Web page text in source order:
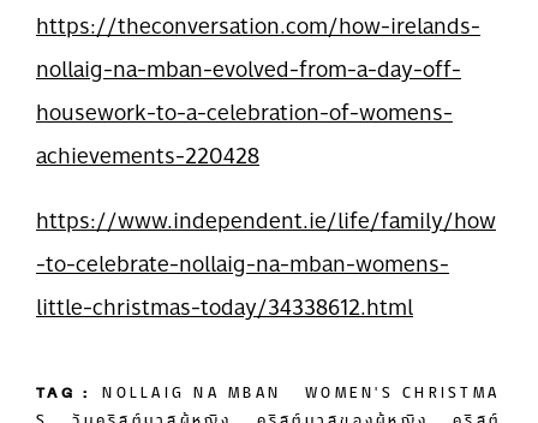
https://theconversation.com/how-irelands-
nollaig-na-mban-evolved-from-a-day-off-
housework-to-a-celebration-of-womens-
achievements-220428
https://www.independent.ie/life/family/how
-to-celebrate-nollaig-na-mban-womens-
little-christmas-today/34338612.html
TAG : NOLLAIG NA MBAN WOMEN'S CHRISTMA